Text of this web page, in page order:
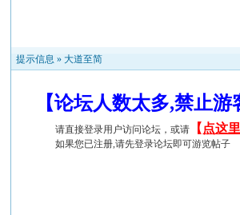
提示信息 » 大道至简
【论坛人数太多,禁止
请直接登录用户访问论坛，或请 【 点这
如果您已注册,请先登录论坛即可游览帖子